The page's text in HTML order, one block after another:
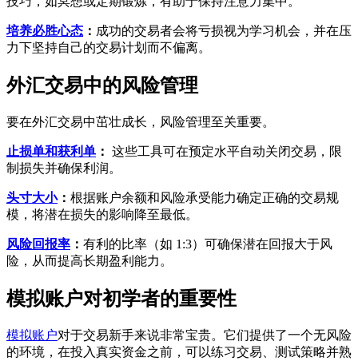
培养必胜心态 ： 成功的交易者会将亏损视为学习机会，并在压
力下坚持自己的交易计划而不偏离。
外汇交易中的风险管理
要在外汇交易中茁壮成长，风险管理至关重要。
止损单和获利单 ： 这些工具可在预定水平自动关闭交易，限
制损失并确保利润。
头寸大小： 根据账户余额和风险承受能力确定正确的交易规
模，将潜在损失的影响降至最低。
风险回报率 ： 有利的比率（如 1:3）可确保潜在回报大于风
险，从而提高长期盈利能力。
模拟账户对初学者的重要性
模拟账户对于交易新手来说非常宝贵。它们提供了一个无风险
的环境，在投入真实资金之前，可以练习交易、测试策略并熟